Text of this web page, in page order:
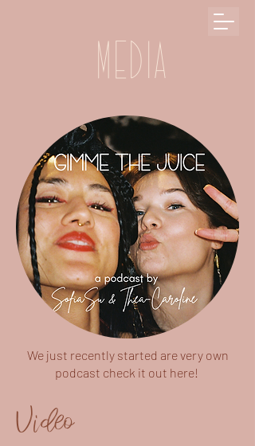
Media
We just recently started are very own
podcast check it out here!
Video